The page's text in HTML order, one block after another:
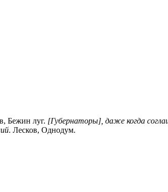
Бежин луг. [Губернаторы], даже когда
. Лесков, Однодум.